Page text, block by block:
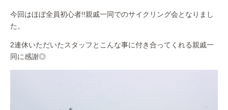
今回はほぼ全員初心者!!親戚一同でのサイクリング会となりまし
た。
2連休いただいたスタッフとこんな事に付き合ってくれる親戚一
同に感謝◎